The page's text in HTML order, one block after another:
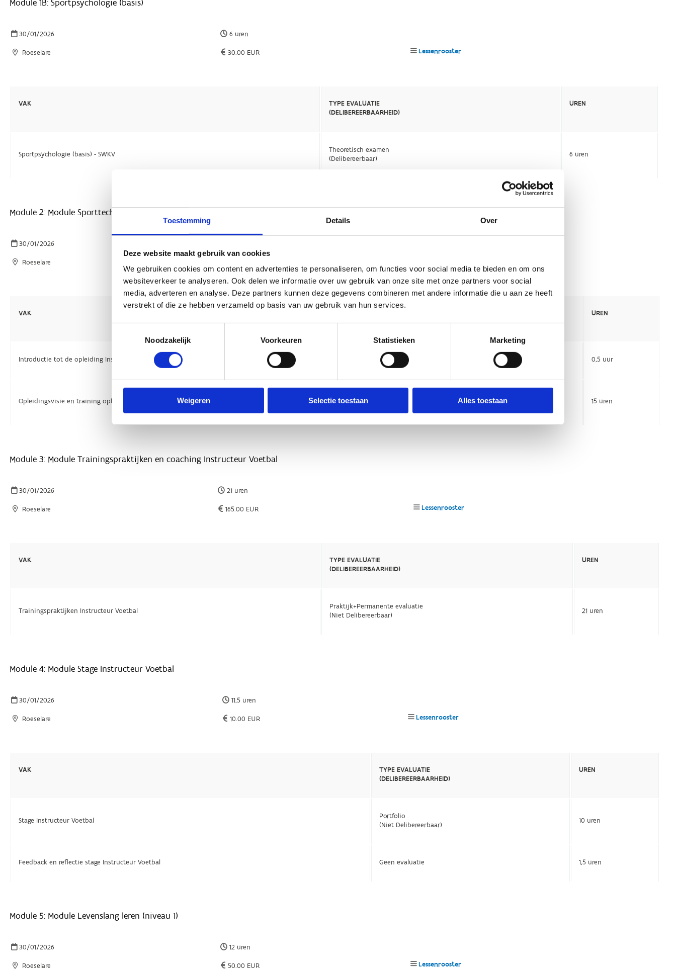
Toestemming Details Over
Deze website maakt gebruik van cookies
We gebruiken cookies om content en advertenties te personaliseren, om functies voor social media te bieden en om ons
websiteverkeer te analyseren. Ook delen we informatie over uw gebruik van onze site met onze partners voor social
media, adverteren en analyse. Deze partners kunnen deze gegevens combineren met andere informatie die u aan ze heeft
verstrekt of die ze hebben verzameld op basis van uw gebruik van hun services.
Noodzakelijk
Voorkeuren Statistieken Marketing
Weigeren Selectie toestaan Alles toestaan